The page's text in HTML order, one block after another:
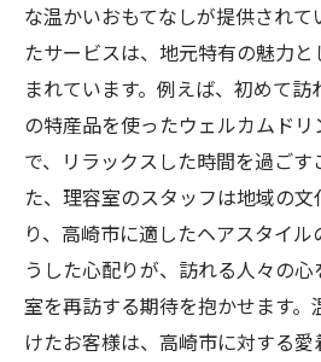
高崎市で感じる理容室
高崎市の理容室で受け
高崎市の理容室が提供
プローチ
高崎市理容室の心を込
高崎市の理容室で唯一無二
る
高崎市理容室のオリジ
高崎市で体験する理容
な温かいおもてなしが提供されて
たサービスは、地元特有の魅力
まれています。例えば、初めて
の特産品を使ったウェルカムドリ
で、リラックスした時間を過ごす
た、理容室のスタッフは地域の
り、高崎市に適したヘアスタイル
うした心配りが、訪れる人々の
室を再訪する期待を抱かせます。
けたお客様は、高崎市に対する